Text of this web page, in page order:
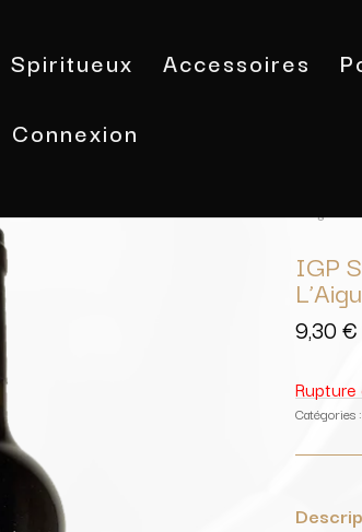
Spiritueux Accessoires
Connexion
IGP
9,30€
Catégories :